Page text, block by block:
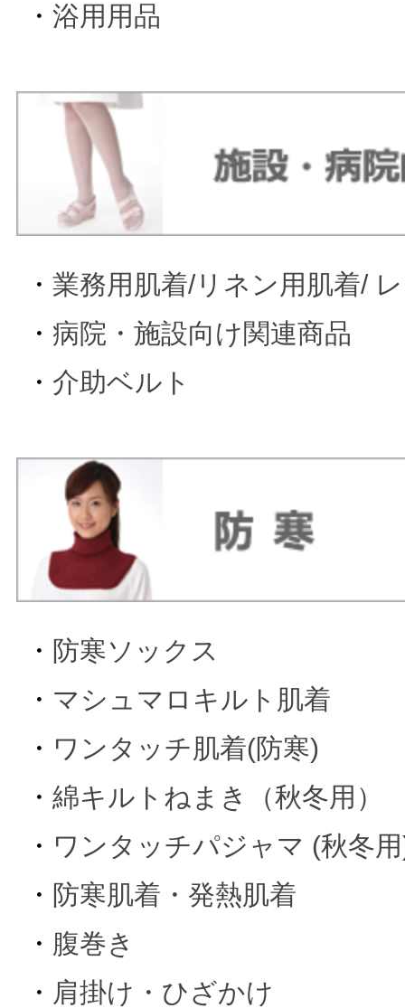
・ 浴用用品
・ 業務用肌着/リネン用肌着/
・ 病院・施設向け関連商品
・ 介助ベルト
・ 防寒ソックス
・ マシュマロキルト肌着
・ ワンタッチ肌着(防寒)
・ 綿キルトねまき（秋冬用）
・ ワンタッチパジャマ (秋冬
・ 防寒肌着・発熱肌着
・ 腹巻き
・ 肩掛け・ひざかけ